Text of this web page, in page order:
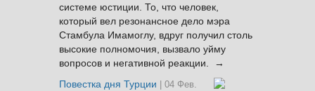
системе юстиции. То, что человек,
который вел резонансное дело мэра
Стамбула Имамоглу, вдруг получил столь
высокие полномочия, вызвало уйму
вопросов и негативной реакции. →
Повестка дня Турции
| 04 Фев.